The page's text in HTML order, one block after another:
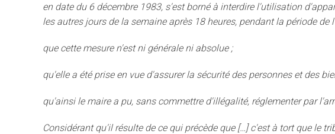
en date du 6 décembre 1983, s'est borné à interdire l'utilisation
les autres jours de la semaine après 18 heures, pendant la période
que cette mesure n'est ni générale ni absolue ;
qu'elle a été prise en vue d'assurer la sécurité des personnes et des
qu'ainsi le maire a pu, sans commettre d'illégalité, réglementer par
Considérant qu'il résulte de ce qui précède que […] c'est à tort que le